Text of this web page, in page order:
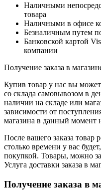
Наличными
товара
Наличными в офисе
Безналичным путем
Банковской картой
компании
Получение заказа в
Купив товар у нас вы
со склада самовывозом в
наличии на складе или
зависимости от
магазина в данный момент
После вашего заказа товар
столько времени у вас
покупкой. Товары, можно
Услуга доставки заказа в
Получение заказа в